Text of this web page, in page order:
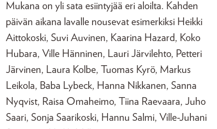
Mukana on yli sata esiintyjää eri aloilta. Kahden
päivän aikana lavalle nousevat esimerkiksi Heikki
Aittokoski, Suvi Auvinen, Kaarina Hazard, Koko
Hubara, Ville Hänninen, Lauri Järvilehto, Petteri
Järvinen, Laura Kolbe, Tuomas Kyrö, Markus
Leikola, Baba Lybeck, Hanna Nikkanen, Sanna
Nyqvist, Raisa Omaheimo, Tiina Raevaara, Juho
Saari, Sonja Saarikoski, Hannu Salmi, Ville-Juhani